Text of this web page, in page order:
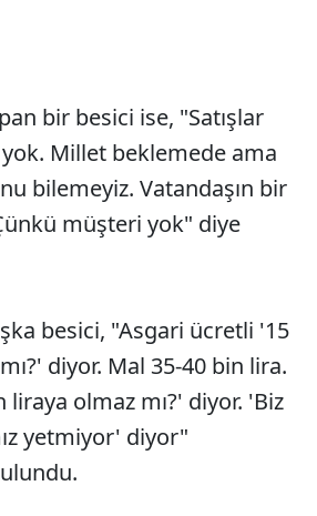
bir besici ise, "Satışlar
Millet beklemede ama
bilemeyiz. Vatandaşın bir
müşteri yok" diye
besici, "Asgari ücretli '15
diyor. Mal 35-40 bin lira.
liraya olmaz mı?' diyor. 'Biz
yetmiyor' diyor"